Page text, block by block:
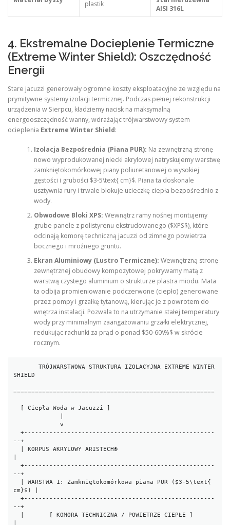
plastik
AISI 316L
4. Ekstremalne Docieplenie Termiczne
(Extreme Winter Shield): Oszczędność
Energii
Stare jacuzzi generowały ogromne koszty eksploatacyjne ze względu na
prymitywne systemy izolacji termicznej. Podczas pełnej rekonstrukcji
urządzenia w Sierpcu, kładziemy nacisk na maksymalną
energooszczędność wanny, wdrażając trójwarstwowy system
ocieplenia Extreme Winter Shield:
Izolacja Bezpośrednia (Piana PUR): Na zewnętrzną stronę
nowo wyprodukowanej niecki akrylowej natryskujemy warstwę
zamkniętokomórkowej piany poliuretanowej o wysokiej
gęstości i grubości $3-5\text{ cm}$. Piana ta doskonale
usztywnia rury i trwale blokuje ucieczkę ciepła bezpośrednio z
wody.
Obwodowe Bloki XPS: Wewnątrz ramy nośnej montujemy
grube panele z polistyrenu ekstrudowanego ($XPS$), które
odcinają komorę techniczną jacuzzi od zimnego powietrza
bocznego i mroźnego gruntu.
Ekran Aluminiowy (Lustro Termiczne): Wewnętrzną stronę
zewnętrznej obudowy kompozytowej pokrywamy matą z
warstwą czystego aluminium o strukturze plastra miodu. Mata
ta odbija promieniowanie podczerwone (ciepło) generowane
przez pompy i grzałkę tytanową, kierując je z powrotem do
wnętrza instalacji. Pozwala to na utrzymanie stałej temperatury
wody przy minimalnym zaangażowaniu grzałki elektrycznej,
redukując rachunki za prąd o ponad $50-60\%$ w skrócie
rocznym.
       TRÓJWARSTWOWA STRUKTURA IZOLACYJNA EXTREME WINTER
SHIELD
========================================================
             v
  +-----------------------------------------------------
--+
  +-----------------------------------------------------
--+
cm}$) |
  +-----------------------------------------------------
--+